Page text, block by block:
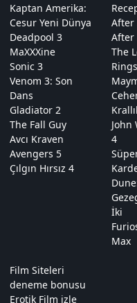
Kaptan Amerika:
Cesur Yeni Dünya
Deadpool 3
MaXXXine
Sonic 3
Venom 3: Son
Dans
Gladiator 2
The Fall Guy
Avcı Kraven
Avengers 5
Çılgın Hırsız 4
After
After
The
Rings
John
4
İki
Max
Film Siteleri
deneme bonusu
Erotik Film izle